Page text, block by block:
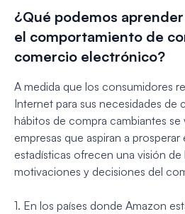
¿Qué podemos
el comportamiento de
comercio electrónico?
A medida que los consumidores
Internet para sus necesidades de
hábitos de compra cambiantes se
empresas que aspiran a prosperar
estadísticas ofrecen una visión de
motivaciones y decisiones del
1. En los países donde Amazon